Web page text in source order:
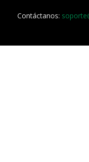
Contáctanos: